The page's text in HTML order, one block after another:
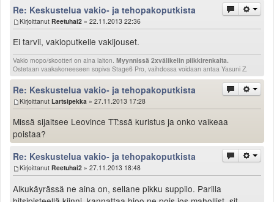
Kuopion sää
Rovaniemen sää
MUUT
VIP-jäsenyys
Paidat ja vaatteet
Suunnittele oma paita
Mainostus
Palaute
Kevytversio
Re: Keskustelua vakio- ja tehopakoputkista
Kirjoittanut Reetuhai2 » 22.11.2013 22:36
Ei tarvii, vakioputkelle vakijouset.
Vakio mopo/skootteri on aina laiton. Myynnissä 2xvälikelin piikkirenkaita.
Ostetaan vaakakoneeseen sopiva Stage6 Pro, vaihdossa voidaan antaa Yasuni Z.
Re: Keskustelua vakio- ja tehopakoputkista
Kirjoittanut Lartsipekka » 27.11.2013 17:28
Missä sijaitsee Leovince TT:ssä kuristus ja onko vaikeaa
poistaa?
Re: Keskustelua vakio- ja tehopakoputkista
Kirjoittanut Reetuhai2 » 27.11.2013 18:48
Alkukäyrässä ne aina on, sellane pikku suppilo. Parilla